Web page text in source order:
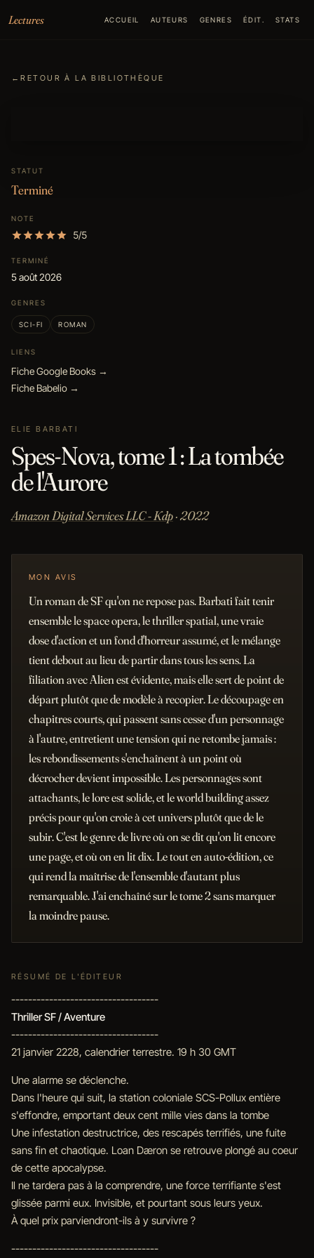
Lectures
ACCUEIL AUTEURS GENRES ÉDIT. STATS
←RETOUR À LA BIBLIOTHÈQUE
STATUT
Terminé
NOTE
5/5
TERMINÉ
5 août 2026
GENRES
SCI-FI ROMAN
LIENS
Fiche Google Books →
Fiche Babelio →
ELIE BARBATI
Spes-Nova, tome 1 : La tombée
de l'Aurore
Amazon Digital Services LLC - Kdp· 2022
MON AVIS
Un roman de SF qu'on ne repose pas. Barbati fait tenir
ensemble le space opera, le thriller spatial, une vraie
dose d'action et un fond d'horreur assumé, et le mélange
tient debout au lieu de partir dans tous les sens. La
filiation avec Alien est évidente, mais elle sert de point de
départ plutôt que de modèle à recopier. Le découpage en
chapitres courts, qui passent sans cesse d'un personnage
à l'autre, entretient une tension qui ne retombe jamais :
les rebondissements s'enchaînent à un point où
décrocher devient impossible. Les personnages sont
attachants, le lore est solide, et le world building assez
précis pour qu'on croie à cet univers plutôt que de le
subir. C'est le genre de livre où on se dit qu'on lit encore
une page, et où on en lit dix. Le tout en auto-édition, ce
qui rend la maîtrise de l'ensemble d'autant plus
remarquable. J'ai enchaîné sur le tome 2 sans marquer
la moindre pause.
RÉSUMÉ DE L'ÉDITEUR
-----------------------------------
Thriller SF / Aventure
-----------------------------------
21 janvier 2228, calendrier terrestre. 19 h 30 GMT
Une alarme se déclenche.
Dans l'heure qui suit, la station coloniale SCS-Pollux entière
s'effondre, emportant deux cent mille vies dans la tombe
Une infestation destructrice, des rescapés terrifiés, une fuite
sans fin et chaotique. Loan Dæron se retrouve plongé au coeur
de cette apocalypse.
Il ne tardera pas à la comprendre, une force terrifiante s'est
glissée parmi eux. Invisible, et pourtant sous leurs yeux.
À quel prix parviendront-ils à y survivre ?
-----------------------------------